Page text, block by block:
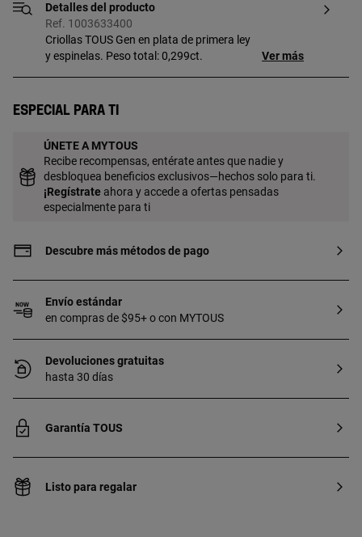
Detalles del producto
Ref. 1003633400
Criollas TOUS Gen en plata de primera ley
y espinelas. Peso total: 0,299ct.
Ver más
Especial para ti
ÚNETE A MYTOUS
Recibe recompensas, entérate antes que nadie y
desbloquea beneficios exclusivos—hechos solo para ti.
¡Regístrate ahora y accede a ofertas pensadas
especialmente para ti
Descubre más métodos de pago
Envío estándar
en compras de $95+ o con MYTOUS
Devoluciones gratuitas
hasta 30 días
Garantía TOUS
Listo para regalar